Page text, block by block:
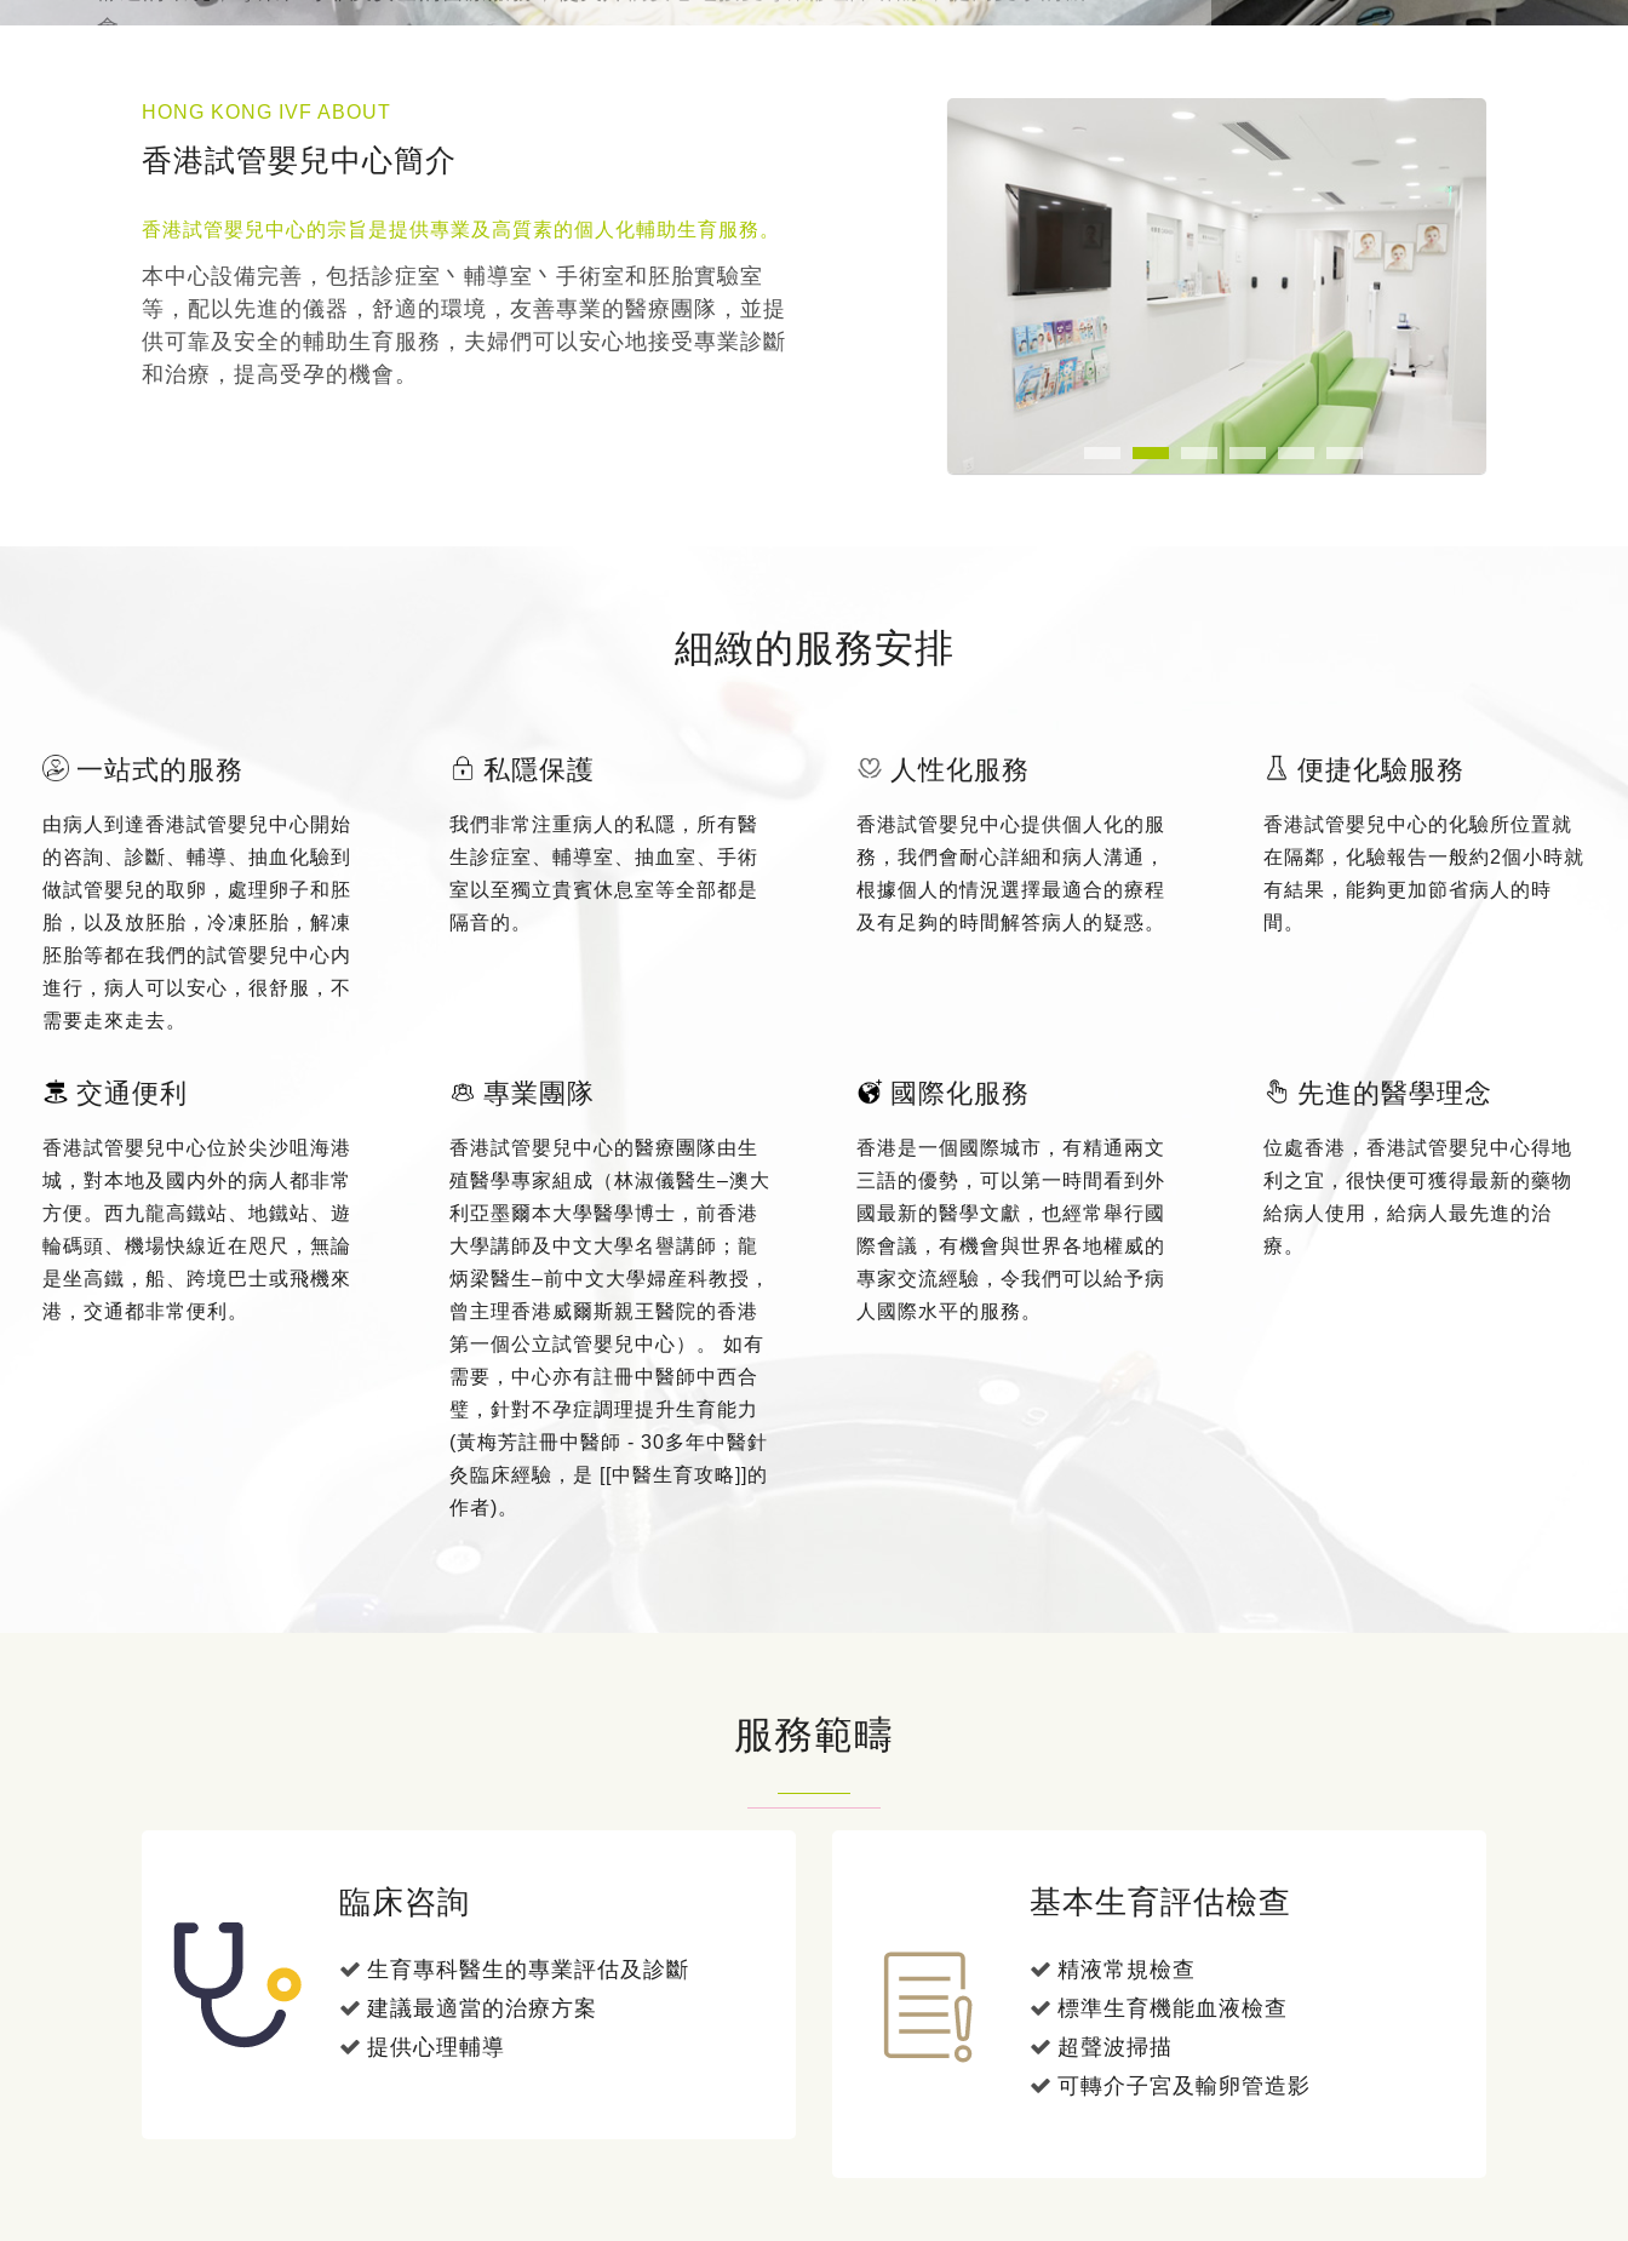
HONG KONG IVF ABOUT
香港試管嬰兒中心簡介
香港試管嬰兒中心的宗旨是提供專業及高質素的個人化輔助生育服務。
本中心設備完善，包括診症室丶輔導室丶手術室和胚胎實驗室
等，配以先進的儀器，舒適的環境，友善專業的醫療團隊，並提
供可靠及安全的輔助生育服務，夫婦們可以安心地接受專業診斷
和治療，提高受孕的機會。
細緻的服務安排
一站式的服務
由病人到達香港試管嬰兒中心開始
的咨詢、診斷、輔導、抽血化驗到
做試管嬰兒的取卵，處理卵子和胚
胎，以及放胚胎，冷凍胚胎，解凍
胚胎等都在我們的試管嬰兒中心内
進行，病人可以安心，很舒服，不
需要走來走去。
私隱保護
我們非常注重病人的私隱，所有醫
生診症室、輔導室、抽血室、手術
室以至獨立貴賓休息室等全部都是
隔音的。
人性化服務
香港試管嬰兒中心提供個人化的服
務，我們會耐心詳細和病人溝通，
根據個人的情況選擇最適合的療程
及有足夠的時間解答病人的疑惑。
便捷化驗服務
香港試管嬰兒中心的化驗所位置就
在隔鄰，化驗報告一般約2個小時就
有結果，能夠更加節省病人的時
間。
交通便利
香港試管嬰兒中心位於尖沙咀海港
城，對本地及國内外的病人都非常
方便。西九龍高鐵站、地鐵站、遊
輪碼頭、機場快線近在咫尺，無論
是坐高鐵，船、跨境巴士或飛機來
港，交通都非常便利。
專業團隊
香港試管嬰兒中心的醫療團隊由生
殖醫學專家組成（林淑儀醫生–澳大
利亞墨爾本大學醫學博士，前香港
大學講師及中文大學名譽講師；龍
炳梁醫生–前中文大學婦産科教授，
曾主理香港威爾斯親王醫院的香港
第一個公立試管嬰兒中心）。 如有
需要，中心亦有註冊中醫師中西合
璧，針對不孕症調理提升生育能力
(黃梅芳註冊中醫師 - 30多年中醫針
灸臨床經驗，是 [[中醫生育攻略]]的
作者)。
國際化服務
香港是一個國際城市，有精通兩文
三語的優勢，可以第一時間看到外
國最新的醫學文獻，也經常舉行國
際會議，有機會與世界各地權威的
專家交流經驗，令我們可以給予病
人國際水平的服務。
先進的醫學理念
位處香港，香港試管嬰兒中心得地
利之宜，很快便可獲得最新的藥物
給病人使用，給病人最先進的治
療。
服務範疇
臨床咨詢
生育專科醫生的專業評估及診斷
建議最適當的治療方案
提供心理輔導
基本生育評估檢查
精液常規檢查
標準生育機能血液檢查
超聲波掃描
可轉介子宮及輸卵管造影